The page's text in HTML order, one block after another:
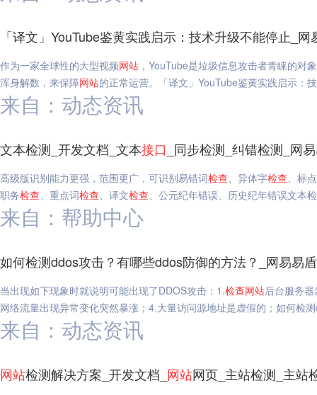
「译文」YouTube鉴黄实践启示：技术升级不能停止_网
作为一家全球性的大型视频网站 ，YouTube是垃圾信息攻击者青睐的对
浑身解数，来保障网站的正常运营。「译文」YouTube鉴黄实践启示：
来自：动态资讯
文本检测_开发文档_文本接口 _同步检测_纠错检测_网
高级版识别能力更强，范围更广，可识别易错词检查、异体字检查、标
职务检查、重点词检查、译文检查、公元纪年错误、历史纪年错误文本
来自：帮助中心
如何检测ddos攻击？有哪些ddos防御的方法？_网易易盾
当出现如下现象时就说明可能出现了DDOS攻击：1.检查网站后台服务
网络流量出现异常变化突然暴涨；4.大量访问源地址是虚假的；如何检
来自：动态资讯
网站检测解决方案_开发文档_ 网站网页_主站检测_主站